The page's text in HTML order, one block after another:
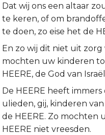
Dat wij ons een altaar
te keren, of om
te doen, zo eise het de
En zo wij dit niet uit
mochten uw kinderen
HEERE, de God van
De HEERE heeft
ulieden, gij, kinderen
de HEERE. Zo mochten
HEERE niet vreesden.